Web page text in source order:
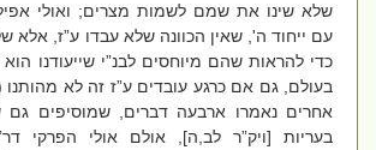
שלא שינו את שמם לשמות מצרים; ואולי אפילו
עם ייחוד ה', שאין הכוונה שלא עבדו ע”ז, אלא
כדי להראות שהם מיוחסים לבנ”י שייעודנו הוא
בעולם, גם אם כרגע עובדים ע”ז זה לא מהותנו
אחרים נאמרו ארבעה דברים, שמוסיפים גם
בעריות [ויק”ר לב,ה], אולם אולי הפרקי